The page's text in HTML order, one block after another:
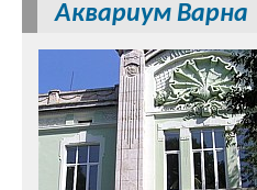
Аквариум Варна